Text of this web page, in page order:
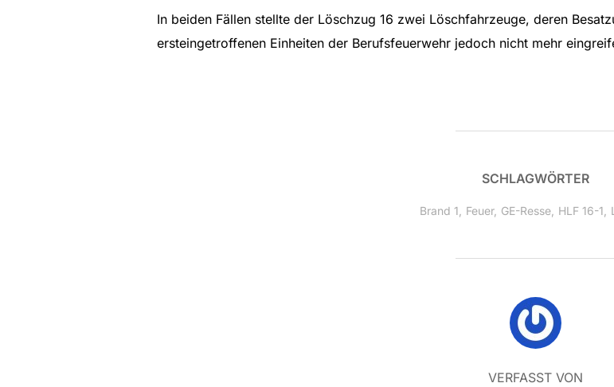
In beiden Fällen stellte der Löschzug 16 zwei Löschfahrzeuge, deren
ersteingetroffenen Einheiten der Berufsfeuerwehr jedoch nicht mehr
SCHLAGWÖRTER
Brand 1 Feuer, GE-Resse HLF 16-1
BEITRAGSAUTOR
VERFASST VON